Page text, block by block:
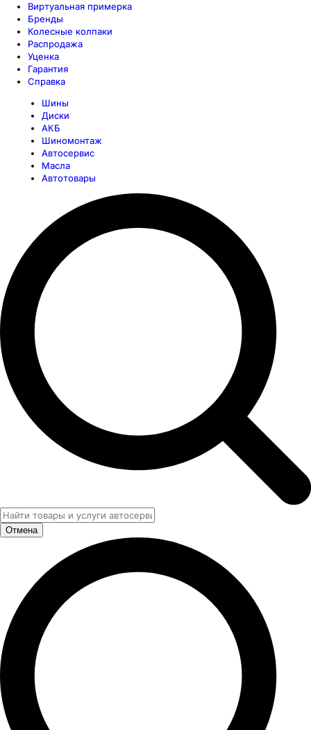
Виртуальная примерка
Бренды
Колесные колпаки
Распродажа
Уценка
Гарантия
Справка
Шины
Диски
АКБ
Шиномонтаж
Автосервис
Масла
Автотовары
Отмена